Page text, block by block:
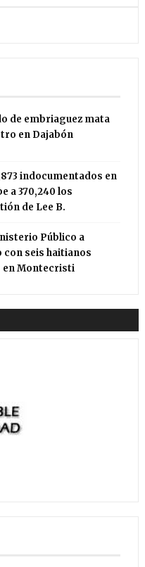
de embriaguez mata
en Dajabón
indocumentados en
a 370,240 los
de Lee B.
Público a
seis haitianos
en Montecristi